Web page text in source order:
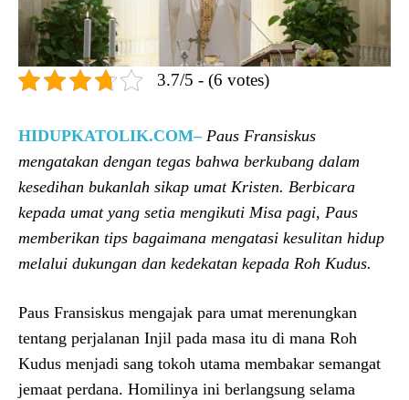
3.7/5 - (6 votes)
HIDUPKATOLIK.COM–Paus Fransiskus
mengatakan dengan tegas bahwa berkubang dalam
kesedihan bukanlah sikap umat Kristen. Berbicara
kepada umat yang setia mengikuti Misa pagi, Paus
memberikan tips bagaimana mengatasi kesulitan hidup
melalui dukungan dan kedekatan kepada Roh Kudus.
Paus Fransiskus mengajak para umat merenungkan
tentang perjalanan Injil pada masa itu di mana Roh
Kudus menjadi sang tokoh utama membakar semangat
jemaat perdana. Homilinya ini berlangsung selama